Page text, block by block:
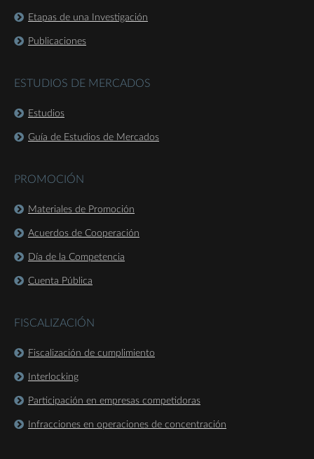
Etapas de una Investigación
Publicaciones
ESTUDIOS DE MERCADOS
Estudios
Guía de Estudios de Mercados
PROMOCIÓN
Materiales de Promoción
Acuerdos de Cooperación
Día de la Competencia
Cuenta Pública
FISCALIZACIÓN
Fiscalización de cumplimiento
Interlocking
Participación en empresas competidoras
Infracciones en operaciones de concentración